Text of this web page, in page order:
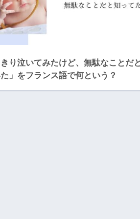
きり泣いてみたけど、無駄なことだ
」をフランス語で何という？